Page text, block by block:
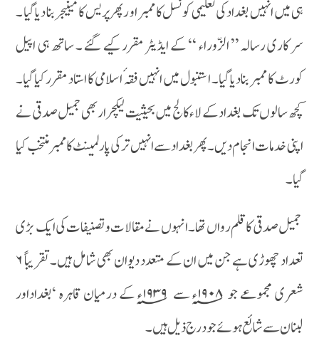
ہی میں انہیں بغداد کی تعلیمی کونسل کا ممبر او رپھر پریس کا مینیجر بنا دیا گیا ۔
سر کاری رسالہ ’’ الزّوراء ‘‘ کے ایڈیٹر مقرر کیے گئے ۔ ساتھ ہی اپیل
کورٹ کا ممبر بنادیا گیا۔ استنبول میں انہیں فقہ ٔ اسلامی کا استاد مقرر کیا گیا۔
کچھ سالوں تک بغداد کے لاء کالج میں بحیثیت لیکچرار بھی جمیل صدقی نے
اپنی خدمات انجام دیں۔پھر بغدا دسے انہیں ترکی پارلمینٹ کا ممبر منتخب کیا
گیا۔
جمیل صدقی کا قلم رواں تھا ۔ انہوں نے مقالات و تصنیفات کی ایک بڑی
تعداد چھوڑی ہے جن میں ان کے متعدد دیوان بھی شامل ہیں۔ تقریباً ۶
شعری مجموعے جو ۱۹۰۸؁ء سے ۱۹۳۹؁ء کے درمیان قاہرہ ‘بغداداور
لبنان سے شائع ہوئے جو درج ذیل ہیں۔